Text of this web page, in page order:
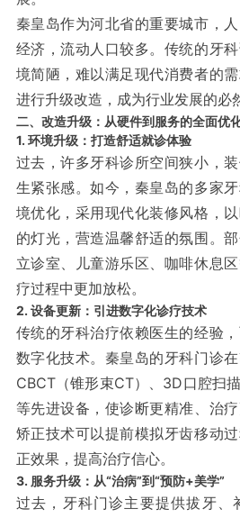
秦皇岛作为河北省的重要城市，
经济，流动人口较多。传统的牙
境简陋，难以满足现代消费者的
进行升级改造，成为行业发展的必
二、改造升级：从硬件到服务的全面优
1. 环境升级：打造舒适就诊体验
过去，许多牙科诊所空间狭小，
生紧张感。如今，秦皇岛的多家
境优化，采用现代化装修风格，
的灯光，营造温馨舒适的氛围。
立诊室、儿童游乐区、咖啡休息
疗过程中更加放松。
2. 设备更新：引进数字化诊疗技术
传统的牙科治疗依赖医生的经验
数字化技术。秦皇岛的牙科门诊
CBCT（锥形束CT）、3D口腔扫
等先进设备，使诊断更精准、治
矫正技术可以提前模拟牙齿移动
正效果，提高治疗信心。
3. 服务升级：从“治病”到“预防+美学”
过去，牙科门诊主要提供拔牙、